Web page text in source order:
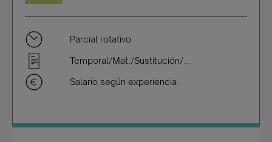
Parcial rotativo
Temporal/Mat./Sustitución/...
Salario según experiencia